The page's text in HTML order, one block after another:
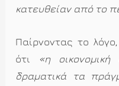
κατευθείαν από το
Παίρνοντας το
ότι
«η
δραματικά τα